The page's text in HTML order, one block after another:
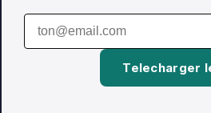
Telecharger